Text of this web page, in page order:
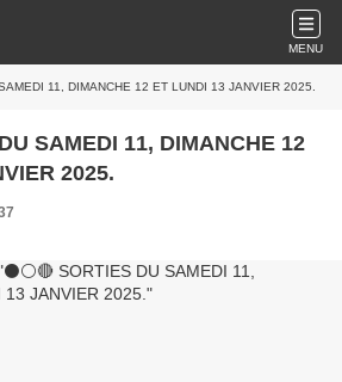
MENU
11, DIMANCHE 12 ET LUNDI 13 JANVIER 2025.
SAMEDI 11, DIMANCHE 12
2025.